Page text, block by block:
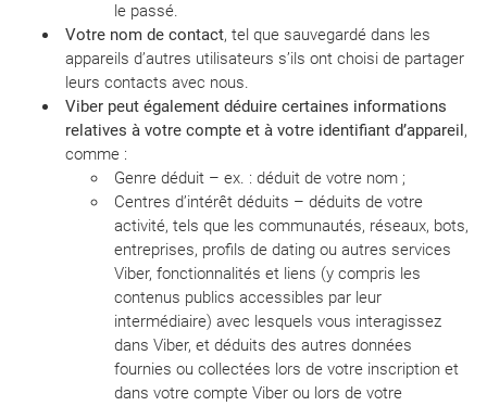
le passé.
Votre nom de contact, tel que sauvegardé dans les
appareils d’autres utilisateurs s’ils ont choisi de partager
leurs contacts avec nous.
Viber peut également déduire certaines informations
relatives à votre compte et à votre identifiant d’appareil,
comme :
Genre déduit – ex. : déduit de votre nom ;
Centres d’intérêt déduits – déduits de votre
activité, tels que les communautés, réseaux, bots,
entreprises, profils de dating ou autres services
Viber, fonctionnalités et liens (y compris les
contenus publics accessibles par leur
intermédiaire) avec lesquels vous interagissez
dans Viber, et déduits des autres données
fournies ou collectées lors de votre inscription et
dans votre compte Viber ou lors de votre